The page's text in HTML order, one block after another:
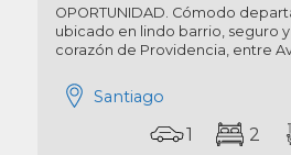
OPORTUNIDAD. Cómodo
ubicado en lindo barrio, seguro
corazón de Providencia, entre
Santiago
1 2